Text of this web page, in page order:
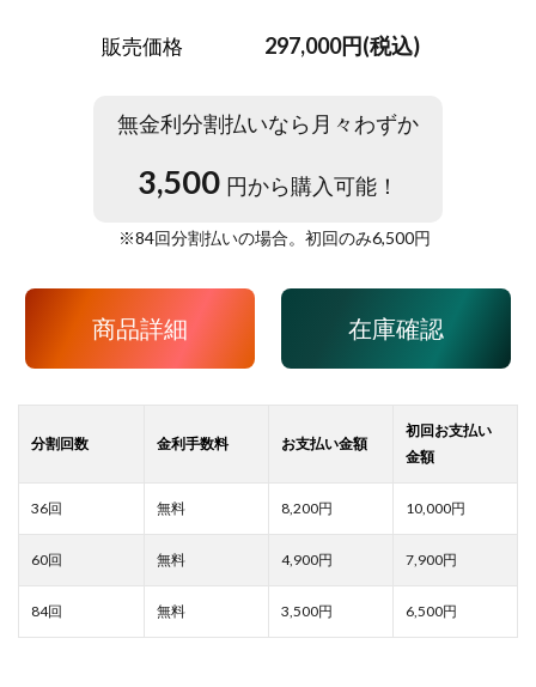
販売価格 297,000円(税込)
無金利分割払いなら月々わずか
3,500 円から購入可能！
※84回分割払いの場合。初回のみ6,500円
商品詳細 在庫確認
8,200 10,000
4,900 7,900
3,500 6,500